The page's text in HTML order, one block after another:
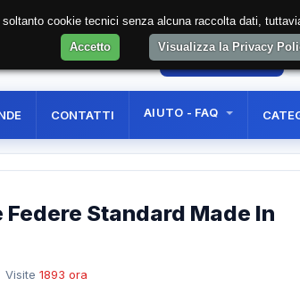
AREA RISERVATA
CONTATTI AIUTO - FAQ
Standard Made In
1893 ora
cookie tecnici senza alcuna raccolta dati,
Accetto
Visualizza la Privacy